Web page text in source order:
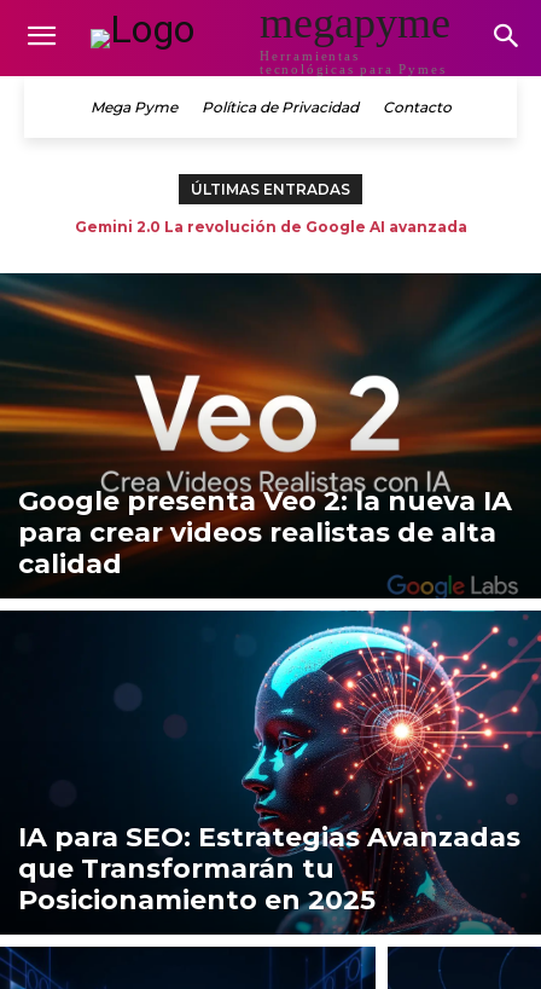
megapyme
Herramientas
tecnológicas para Pymes
Mega Pyme Política de Privacidad Contacto
ÚLTIMAS ENTRADAS
Google presenta Veo 2: la nueva IA para crear videos
IA para SEO: Estrategias Avanzadas que Transformarán tu
Gemini 2.0 La revolución de Google AI avanzada
Proyecto Astra: La Nueva Era de los Asistentes Inteligentes
Eliminacion datos
Google presenta Veo 2: la nueva IA
para crear videos realistas de alta
calidad
IA para SEO: Estrategias Avanzadas
que Transformarán tu
Posicionamiento en 2025